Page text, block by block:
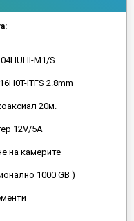
M1/S
ITFS 2.8mm
20м.
12V/5A
на камерите
1000 GB )